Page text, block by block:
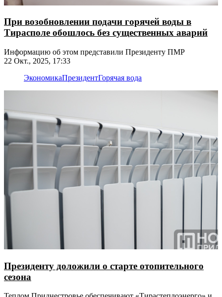
При возобновлении подачи горячей воды в
Тирасполе обошлось без существенных аварий
Информацию об этом представили Президенту ПМР
22 Окт., 2025, 17:33
ЭкономикаПрезидентГорячая вода
Президенту доложили о старте отопительного
сезона